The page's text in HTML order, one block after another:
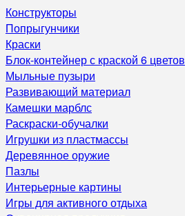
Конструкторы
Попрыгунчики
Краски
Блок-контейнер с краской 6 цветов
Мыльные пузыри
Развивающий материал
Камешки марблс
Раскраски-обучалки
Игрушки из пластмассы
Деревянное оружие
Пазлы
Интерьерные картины
Игры для активного отдыха